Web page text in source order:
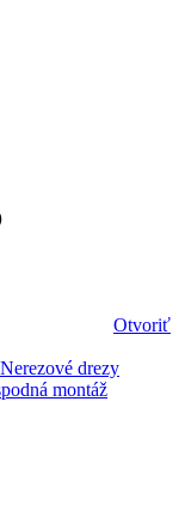
Otvoriť
Nerezové drezy
montáž